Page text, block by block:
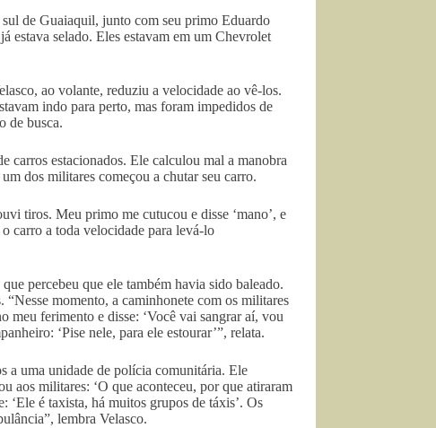
de Guaiaquil, junto com seu primo Eduardo
estava selado. Eles estavam em um Chevrolet
ao volante, reduziu a velocidade ao vê-los.
indo para perto, mas foram impedidos de
de busca.
carros estacionados. Ele calculou mal a manobra
dos militares começou a chutar seu carro.
tiros. Meu primo me cutucou e disse ‘mano’, e
carro a toda velocidade para levá-lo
percebeu que ele também havia sido baleado.
momento, a caminhonete com os militares
ferimento e disse: ‘Você vai sangrar aí, vou
‘Pise nele, para ele estourar’”, relata.
a uma unidade de polícia comunitária. Ele
aos militares: ‘O que aconteceu, por que atiraram
‘Ele é taxista, há muitos grupos de táxis’. Os
lembra Velasco.